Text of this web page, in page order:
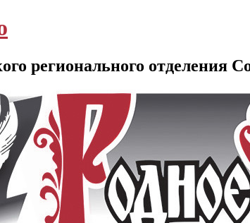
регионального отделения